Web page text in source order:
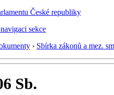
sekce
› Sbírka zákonů a mez.
Sb.